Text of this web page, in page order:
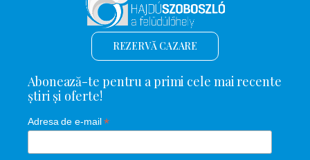
REZERVĂ CAZARE
Abonează-te pentru a primi cele mai recente
știri și oferte!
Adresa de e-mail*